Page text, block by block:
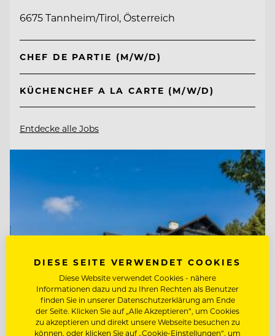
6675 Tannheim/Tirol, Österreich
CHEF DE PARTIE (M/W/D)
KÜCHENCHEF A LA CARTE (M/W/D)
Entdecke alle Jobs
DIESE SEITE VERWENDET COOKIES
Diese Website verwendet Cookies - nähere
Informationen dazu und zu Ihren Rechten als Benutzer
finden Sie in unserer Datenschutzerklärung am Ende
der Seite. Klicken Sie auf „Alle Akzeptieren“, um Cookies
zu akzeptieren und direkt unsere Webseite besuchen zu
können, oder klicken Sie auf „Cookie-Einstellungen“, um